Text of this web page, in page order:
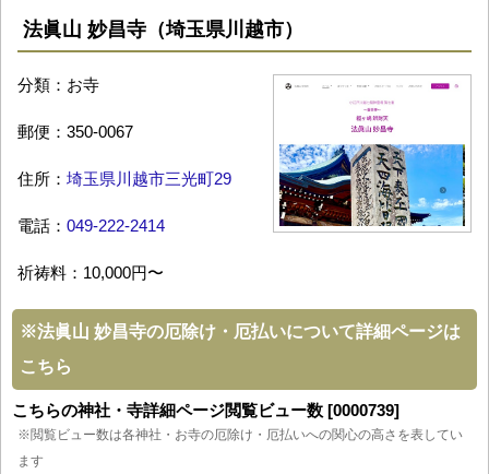
法眞山 妙昌寺（埼玉県川越市）
分類：お寺
郵便：350-0067
住所： 埼玉県川越市三光町29
電話： 049-222-2414
祈祷料：10,000円〜
※法眞山 妙昌寺の厄除け・厄払いについて詳細ページは
こちら
こちらの神社・寺詳細ページ閲覧ビュー数 [0000739]
※閲覧ビュー数は各神社・お寺の厄除け・厄払いへの関心の高さを表してい
ます